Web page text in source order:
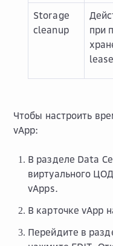
Storage
cleanup
при
Чтобы настроить
vApp:
В разделе Data
виртуального
vApps.
В карточке vApp
Перейдите в